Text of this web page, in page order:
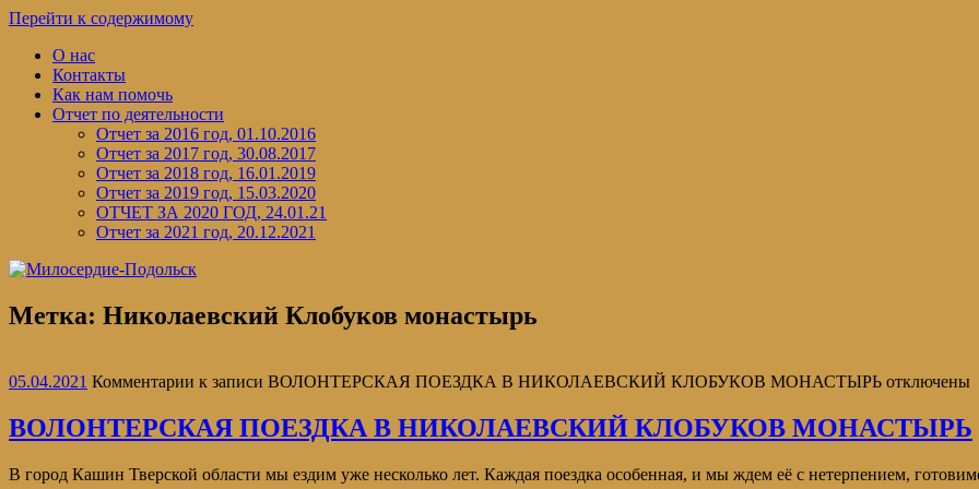
Перейти к содержимому
О нас
Контакты
Как нам помочь
Отчет по деятельности
Отчет за 2016 год, 01.10.2016
Отчет за 2017 год, 30.08.2017
Отчет за 2018 год, 16.01.2019
Отчет за 2019 год, 15.03.2020
ОТЧЕТ ЗА 2020 ГОД, 24.01.21
Отчет за 2021 год, 20.12.2021
Метка: Николаевский Клобуков монастырь
05.04.2021 Комментарии к записи ВОЛОНТЕРСКАЯ ПОЕЗДКА В НИКОЛАЕВСКИЙ КЛОБУКОВ МОНАСТЫРЬ отключены
ВОЛОНТЕРСКАЯ ПОЕЗДКА В НИКОЛАЕВСКИЙ КЛОБУКОВ МОНАСТЫРЬ
В город Кашин Тверской области мы ездим уже несколько лет. Каждая поездка особенная, и мы ждем её с нетерпением,